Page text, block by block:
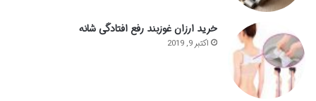
خرید ارزان غوزبند رفع افتادگی شانه
اکتبر 9, 2019